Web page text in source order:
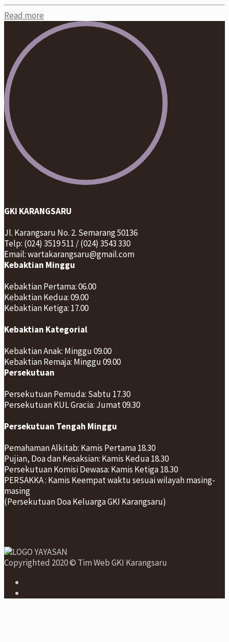
Read more
GKI KARANGSARU
Jl. Karangsaru No. 2. Semarang 50136
Telp: (024) 3519 511 / (024) 3543 330
Email: wartakarangsaru@gmail.com
Kebaktian Minggu
Kebaktian Pertama: 06.00
Kebaktian Kedua: 09.00
Kebaktian Ketiga: 17.00
Kebaktian Kategorial
Kebaktian Anak: Minggu 09.00
Kebaktian Remaja: Minggu 09.00
Persekutuan
Persekutuan Pemuda: Sabtu 17.30
Persekutuan KUL Gracia: Jumat 09.30
Persekutuan Tengah Minggu
Pemahaman Alkitab: Kamis Pertama 18.30
Pujian, Doa dan Kesaksian: Kamis Kedua 18.30
Persekutuan Komisi Dewasa: Kamis Ketiga 18.30
PERSAKKA : Kamis Keempat waktu sesuai wilayah masing-
masing
(Persekutuan Doa Keluarga GKI Karangsaru)
Copyrighted 2020 © Tim Web GKI Karangsaru